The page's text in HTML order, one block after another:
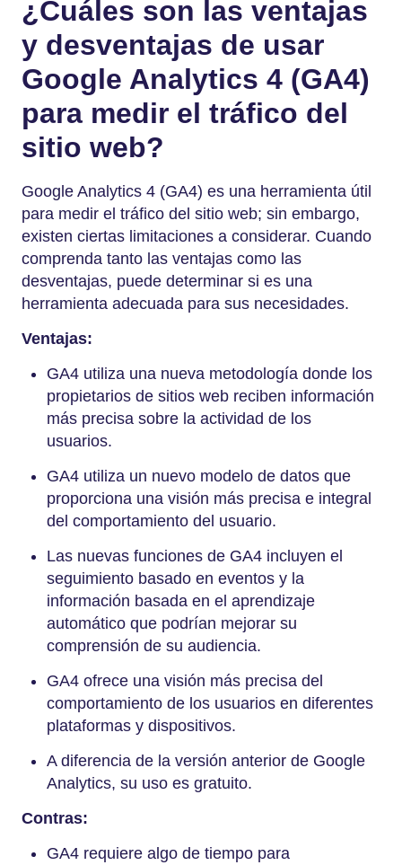
¿Cuáles son las ventajas
y desventajas de usar
Google Analytics 4 (GA4)
para medir el tráfico del
sitio web?
Google Analytics 4 (GA4) es una herramienta útil
para medir el tráfico del sitio web; sin embargo,
existen ciertas limitaciones a considerar. Cuando
comprenda tanto las ventajas como las
desventajas, puede determinar si es una
herramienta adecuada para sus necesidades.
Ventajas:
GA4 utiliza una nueva metodología donde los
propietarios de sitios web reciben información
más precisa sobre la actividad de los
usuarios.
GA4 utiliza un nuevo modelo de datos que
proporciona una visión más precisa e integral
del comportamiento del usuario.
Las nuevas funciones de GA4 incluyen el
seguimiento basado en eventos y la
información basada en el aprendizaje
automático que podrían mejorar su
comprensión de su audiencia.
GA4 ofrece una visión más precisa del
comportamiento de los usuarios en diferentes
plataformas y dispositivos.
A diferencia de la versión anterior de Google
Analytics, su uso es gratuito.
Contras:
GA4 requiere algo de tiempo para